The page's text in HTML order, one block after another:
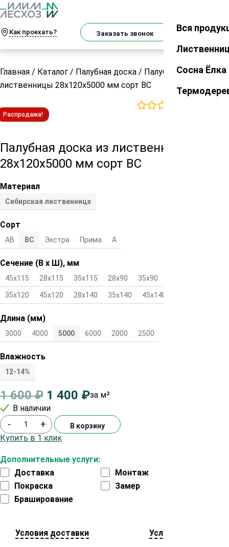
Как проехать? Заказать звонок Закрыть
Вся
Сосна Ёлка
Главная / Каталог / Палубная доска / Палубная доска из
лиственницы 28х120х5000 мм сорт ВС
Распродажа!
Палубная доска из лиственницы
28х120х5000 мм сорт ВС
Материал
Сибирская лиственница
Сорт
АВ ВС Экстра Прима А
Сечение (В х Ш), мм
45х115 28х115 35х115 28х90 35х90
35х120 45х120 28х140 35х140 45х140
Длина (мм)
3000 4000 5000 6000 2000 2500
Влажность
12-14%
1 600₽ 1 400 ₽за м²
В наличии
Дополнительные услуги:
Доставка
Монтаж
Покраска
Замер
Браширование
- + В корзину
Купить в 1 клик
Условия доставки Условия оплаты